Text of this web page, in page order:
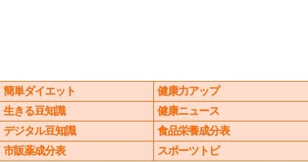
簡単ダイエット
健康力アップ
生きる豆知識
健康ニュース
デジタル豆知識
食品栄養成分表
市販薬成分表
スポーツトピ